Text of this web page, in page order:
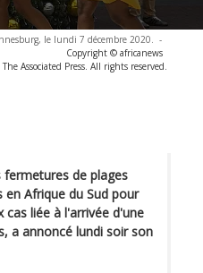
le lundi 7 décembre 2020. -
Copyright © africanews
Associated Press. All rights reserved.
de plages
Afrique du Sud pour
cas liée à l'arrivée d'une
a annoncé lundi soir son